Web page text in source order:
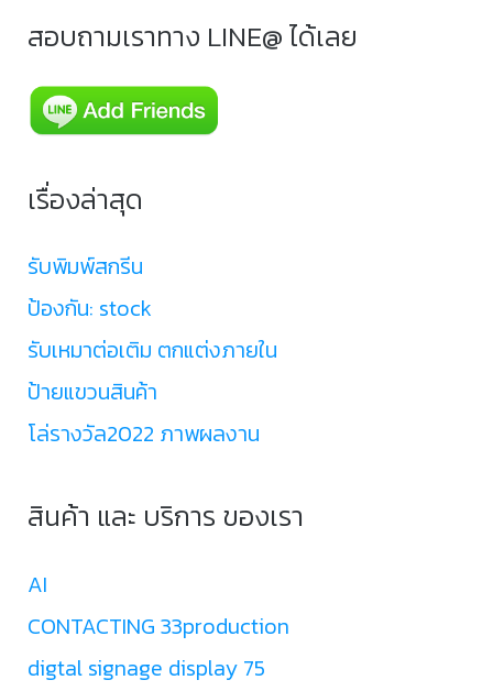
สอบถามเราทาง LINE@ ได้เลย
เรื่องล่าสุด
รับพิมพ์สกรีน
ป้องกัน: stock
รับเหมาต่อเติม ตกแต่งภายใน
ป้ายแขวนสินค้า
โล่รางวัล2022 ภาพผลงาน
สินค้า และ บริการ ของเรา
AI
CONTACTING 33production
digtal signage display 75